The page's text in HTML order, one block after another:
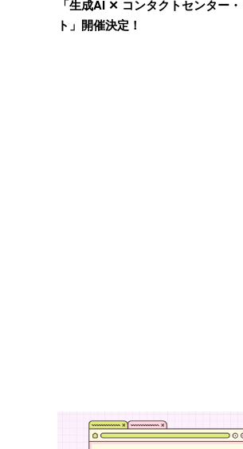
「生成AI ✕ コンタクトセンター
ト」開催決定！